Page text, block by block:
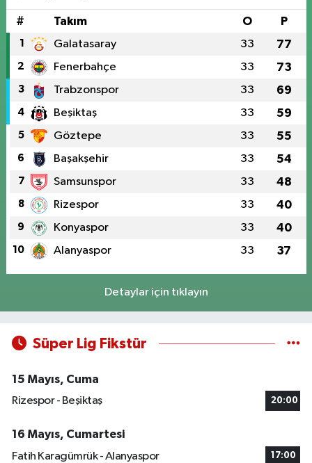
# Takım O P
1 Galatasaray 33 77
2 Fenerbahçe 33 73
3 Trabzonspor 33 69
4 Beşiktaş 33 59
5 Göztepe 33 55
6 Başakşehir 33 54
7 Samsunspor 33 48
8 Rizespor 33 40
9 Konyaspor 33 40
10 Alanyaspor 33 37
Detaylar için tıklayın
Süper Lig Fikstür
15 Mayıs, Cuma
Rizespor - Beşiktaş
20:00
16 Mayıs, Cumartesi
Fatih Karagümrük - Alanyaspor
17:00